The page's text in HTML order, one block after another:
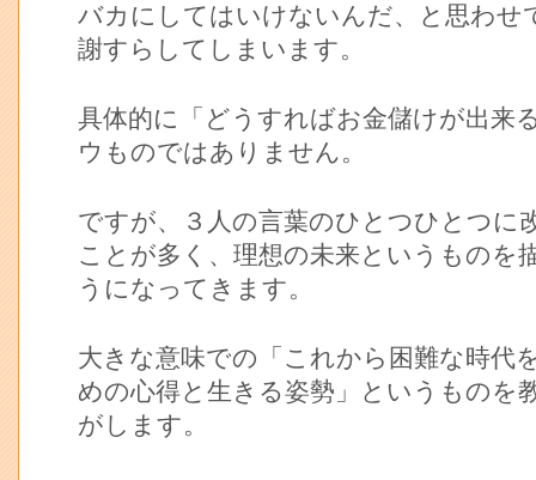
バカにしてはいけないんだ、と思わせ
謝すらしてしまいます。
具体的に「どうすればお金儲けが出来
ウものではありません。
ですが、３人の言葉のひとつひとつに
ことが多く、理想の未来というものを
うになってきます。
大きな意味での「これから困難な時代
めの心得と生きる姿勢」というものを
がします。